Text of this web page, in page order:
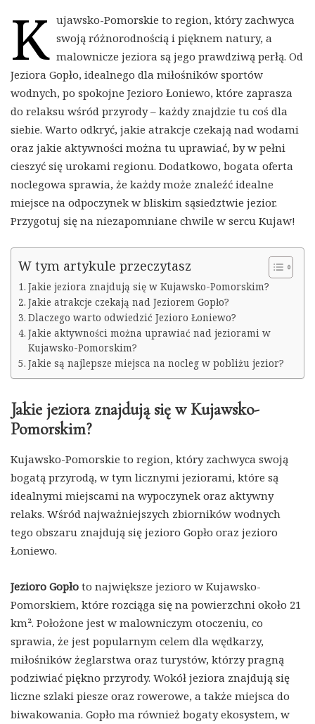
K ujawsko-Pomorskie to region, który zachwyca
swoją różnorodnością i pięknem natury, a
malownicze jeziora są jego prawdziwą perłą. Od
Jeziora Gopło, idealnego dla miłośników sportów
wodnych, po spokojne Jezioro Łoniewo, które zaprasza
do relaksu wśród przyrody – każdy znajdzie tu coś dla
siebie. Warto odkryć, jakie atrakcje czekają nad wodami
oraz jakie aktywności można tu uprawiać, by w pełni
cieszyć się urokami regionu. Dodatkowo, bogata oferta
noclegowa sprawia, że każdy może znaleźć idealne
miejsce na odpoczynek w bliskim sąsiedztwie jezior.
Przygotuj się na niezapomniane chwile w sercu Kujaw!
W tym artykule przeczytasz
Jakie jeziora znajdują się w Kujawsko-Pomorskim?
Jakie atrakcje czekają nad Jeziorem Gopło?
Dlaczego warto odwiedzić Jezioro Łoniewo?
Jakie aktywności można uprawiać nad jeziorami w
Kujawsko-Pomorskim?
Jakie są najlepsze miejsca na nocleg w pobliżu jezior?
Jakie jeziora znajdują się w Kujawsko-
Pomorskim?
Kujawsko-Pomorskie to region, który zachwyca swoją
bogatą przyrodą, w tym licznymi jeziorami, które są
idealnymi miejscami na wypoczynek oraz aktywny
relaks. Wśród najważniejszych zbiorników wodnych
tego obszaru znajdują się jezioro Gopło oraz jezioro
Łoniewo.
Jezioro Gopło to największe jezioro w Kujawsko-
Pomorskiem, które rozciąga się na powierzchni około 21
km². Położone jest w malowniczym otoczeniu, co
sprawia, że jest popularnym celem dla wędkarzy,
miłośników żeglarstwa oraz turystów, którzy pragną
podziwiać piękno przyrody. Wokół jeziora znajdują się
liczne szlaki piesze oraz rowerowe, a także miejsca do
biwakowania. Gopło ma również bogaty ekosystem, w